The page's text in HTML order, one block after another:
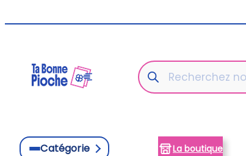
au
Recherche
de
produits
Catégorie La boutique